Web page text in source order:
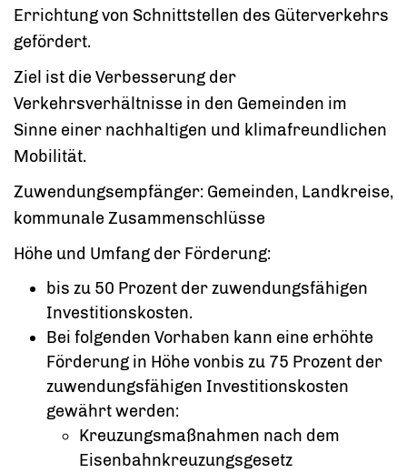
Errichtung von Schnittstellen des Güterverkehrs
gefördert.
Ziel ist die Verbesserung der
Verkehrsverhältnisse in den Gemeinden im
Sinne einer nachhaltigen und klimafreundlichen
Mobilität.
Zuwendungsempfänger: Gemeinden, Landkreise,
kommunale Zusammenschlüsse
Höhe und Umfang der Förderung:
bis zu 50 Prozent der zuwendungsfähigen
Investitionskosten.
Bei folgenden Vorhaben kann eine erhöhte
Förderung in Höhe vonbis zu 75 Prozent der
zuwendungsfähigen Investitionskosten
gewährt werden:
Kreuzungsmaßnahmen nach dem
Eisenbahnkreuzungsgesetz